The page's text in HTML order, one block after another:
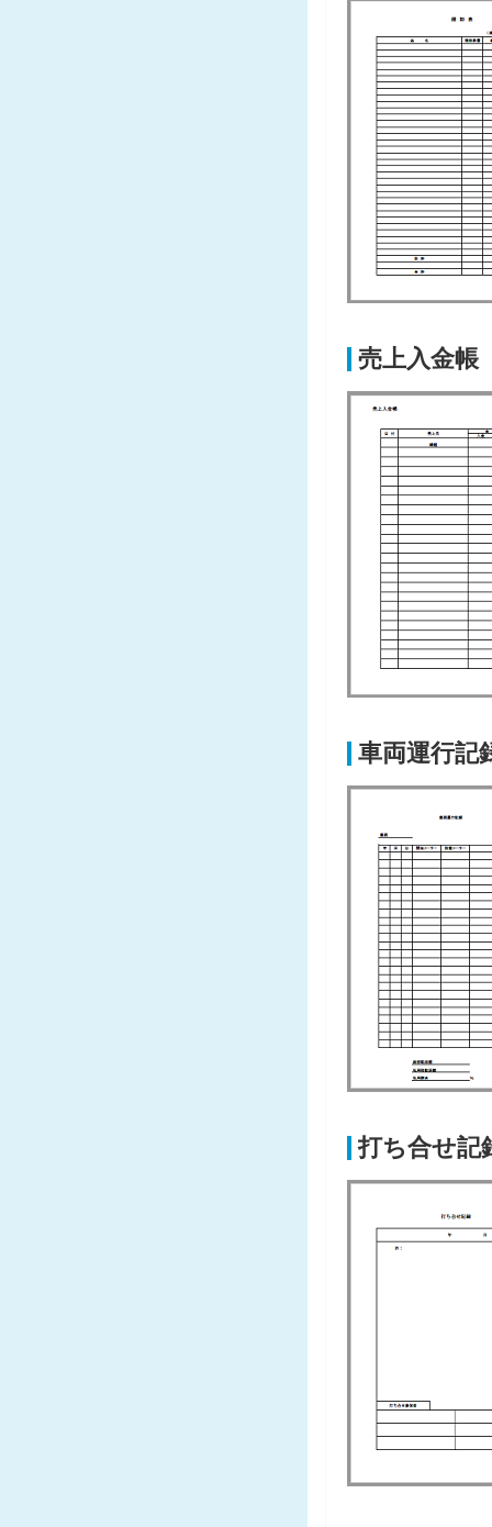
売上入金帳
車両運行記
打ち合せ記